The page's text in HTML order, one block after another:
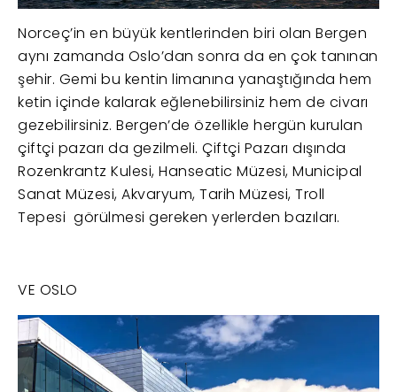
Norceç’in en büyük kentlerinden biri olan Bergen
aynı zamanda Oslo’dan sonra da en çok tanınan
şehir. Gemi bu kentin limanına yanaştığında hem
ketin içinde kalarak eğlenebilirsiniz hem de civarı
gezebilirsiniz. Bergen’de özellikle hergün kurulan
çiftçi pazarı da gezilmeli. Çiftçi Pazarı dışında
Rozenkrantz Kulesi, Hanseatic Müzesi, Municipal
Sanat Müzesi, Akvaryum, Tarih Müzesi, Troll
Tepesi görülmesi gereken yerlerden bazıları.
VE OSLO